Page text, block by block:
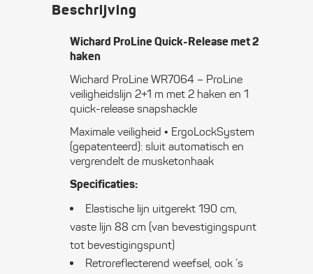
quantity
Beschrijving
Wichard ProLine Quick-Release met 2
haken
Wichard ProLine WR7064 – ProLine
veiligheidslijn 2+1 m met 2 haken en 1
quick-release snapshackle
Maximale veiligheid • ErgoLockSystem
(gepatenteerd): sluit automatisch en
vergrendelt de musketonhaak
Specificaties:
Elastische lijn uitgerekt 190 cm,
vaste lijn 88 cm (van bevestigingspunt
tot bevestigingspunt)
Retroreflecterend weefsel, ook ’s